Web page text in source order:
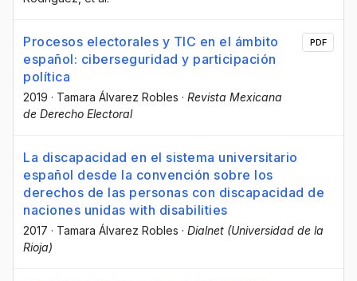
Procesos electorales y TIC en el ámbito
español: ciberseguridad y participación
política
2019 · Tamara Álvarez Robles · Revista Mexicana
de Derecho Electoral
PDF
La discapacidad en el sistema universitario
español desde la convención sobre los
derechos de las personas con discapacidad de
naciones unidas with disabilities
2017 · Tamara Álvarez Robles · Dialnet (Universidad de la
Rioja)